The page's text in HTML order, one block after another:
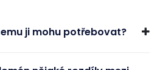
ji mohu potřebovat?